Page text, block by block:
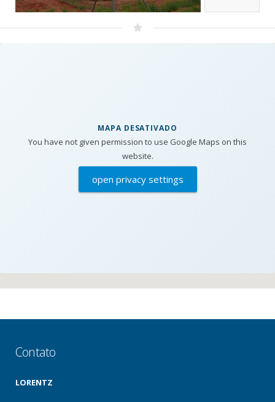
MAPA DESATIVADO
You have not given permission to use Google Maps on this
website.
open privacy settings
Contato
LORENTZ